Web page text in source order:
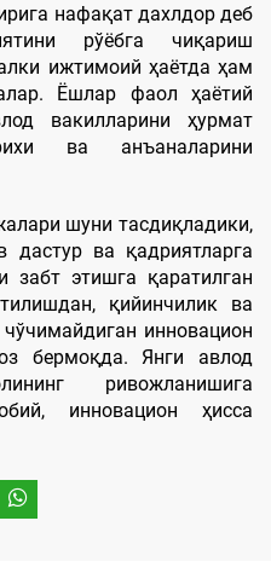
нафақат дахлдор деб
рўёбга чиқариш
ижтимоий ҳаётда ҳам
Ёшлар фаол ҳаётий
вакилларини ҳурмат
ва анъаналарини
шуни тасдиқладики,
дастур ва қадриятларга
этишга қаратилган
қийинчилик ва
инновацион
бермоқда. Янги авлод
ривожланишига
инновацион ҳисса